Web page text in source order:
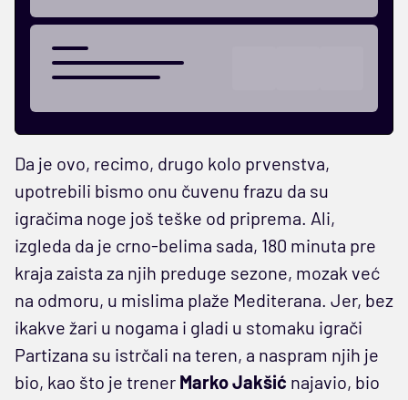
Da je ovo, recimo, drugo kolo prvenstva,
upotrebili bismo onu čuvenu frazu da su
igračima noge još teške od priprema. Ali,
izgleda da je crno-belima sada, 180 minuta pre
kraja zaista za njih preduge sezone, mozak već
na odmoru, u mislima plaže Mediterana. Jer, bez
ikakve žari u nogama i gladi u stomaku igrači
Partizana su istrčali na teren, a naspram njih je
bio, kao što je trener Marko Jakšić najavio, bio